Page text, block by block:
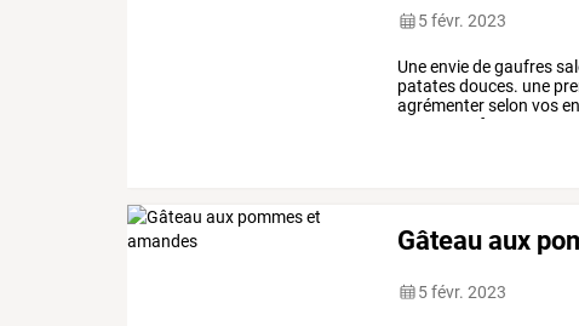
5 févr. 2023
Uneenviedegaufres
patatesdouces. une
agrémenterselon vos
gaufres
Gâteau aux
5 févr. 2023